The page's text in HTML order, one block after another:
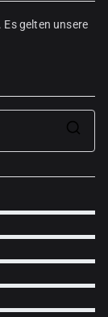
gelten unsere